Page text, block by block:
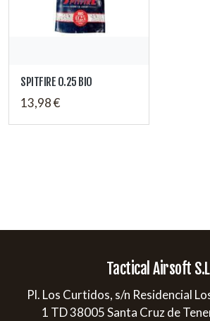
SPITFIRE 0.25 BIO
13,98 €
Tactical Airsoft S.L
Pl. Los Curtidos, s/n Residencial
1 TD 38005 Santa Cruz de